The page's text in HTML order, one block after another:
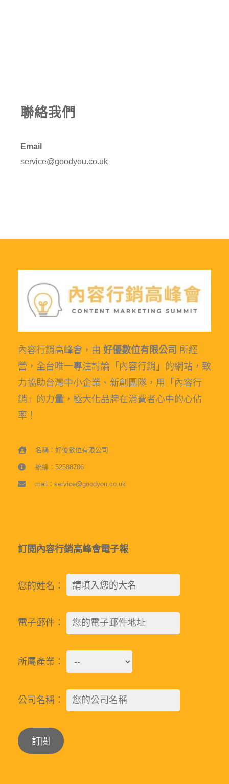
聯絡我們
Email
service@goodyou.co.uk
內容行銷高峰會，由 好優數位有限公司 所經
營，全台唯一專注討論「內容行銷」的網站，致
力協助台灣中小企業、新創團隊，用「內容行
銷」的力量，極大化品牌在消費者心中的心佔
率！
名稱：好優數位有限公司
統編：52588706
mail：service@goodyou.co.uk
訂閱內容行銷高峰會電子報
您的姓名：
電子郵件：
所屬產業：
公司名稱：